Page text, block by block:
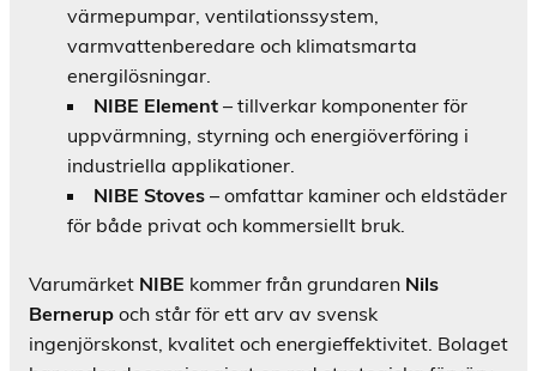
värmepumpar, ventilationssystem,
varmvattenberedare och klimatsmarta
energilösningar.
NIBE Element – tillverkar komponenter för
uppvärmning, styrning och energiöverföring i
industriella applikationer.
NIBE Stoves – omfattar kaminer och eldstäder
för både privat och kommersiellt bruk.
Varumärket NIBE kommer från grundaren Nils
Bernerup och står för ett arv av svensk
ingenjörskonst, kvalitet och energieffektivitet. Bolaget